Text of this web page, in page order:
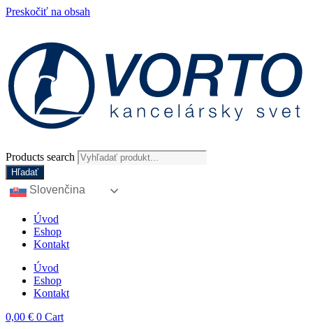
Preskočiť na obsah
Products search
Hľadať
Slovenčina
Úvod
Eshop
Kontakt
Úvod
Eshop
Kontakt
0,00 € 0 Cart